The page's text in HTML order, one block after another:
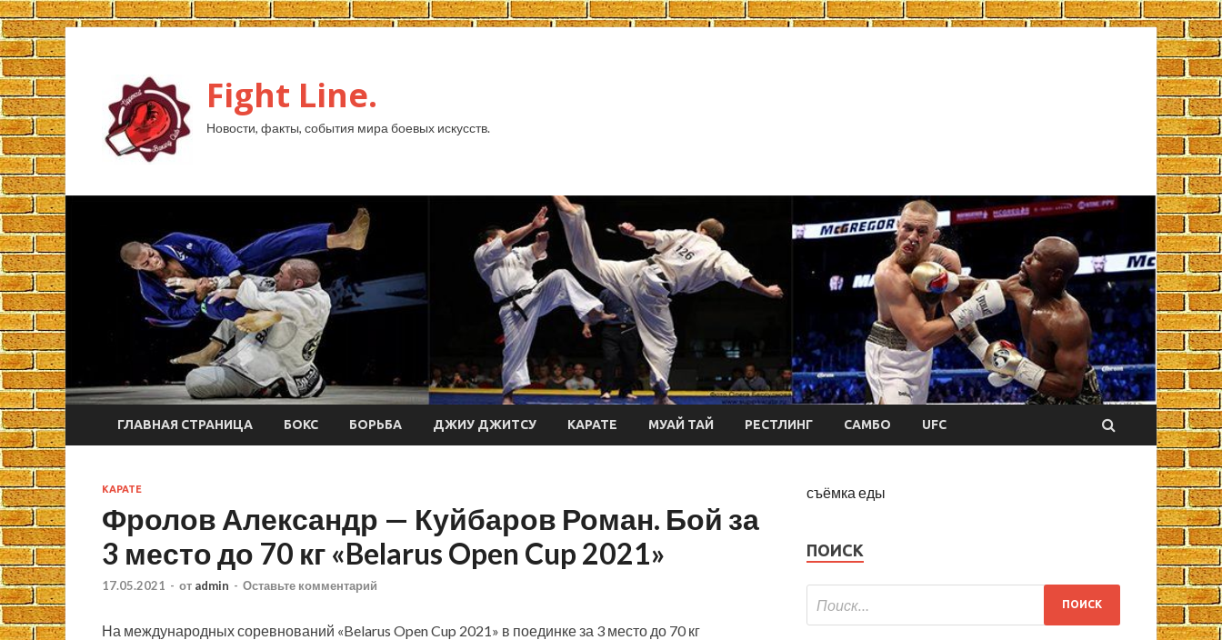
Fight Line.
Новости, факты, события мира боевых искусств.
ГЛАВНАЯ СТРАНИЦА БОКС БОРЬБА ДЖИУ ДЖИТСУ КАРАТЕ МУАЙ ТАЙ РЕСТЛИНГ САМБО UFC
КАРАТЕ
Фролов Александр — Куйбаров Роман. Бой за
3 место до 70 кг «Belarus Open Cup 2021»
17.05.2021 - от admin - Оставьте комментарий
На международных соревнований «Belarus Open Cup 2021» в поединке за 3 место до 70 кг
съёмка еды
ПОИСК